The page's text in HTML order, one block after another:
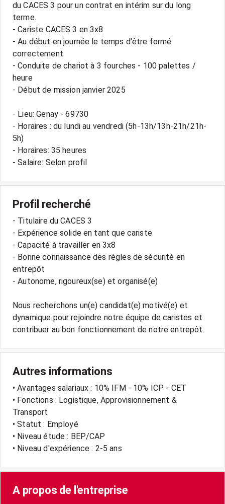
du CACES 3 pour un contrat en intérim sur du long
terme.
- Cariste CACES 3 en 3x8
- Au début en journée le temps d'être formé
correctement
- Conduite de chariot à 3 fourches - 100 palettes /
heure
- Début de mission janvier 2025
- Lieu: Genay - 69730
- Horaires : du lundi au vendredi (5h-13h/13h-21h/21h-
5h)
- Horaires: 35 heures
Profil recherché
- Titulaire du CACES 3
- Expérience solide en tant que cariste
- Capacité à travailler en 3x8
- Bonne connaissance des règles de sécurité en
entrepôt
- Autonome, rigoureux(se) et organisé(e)
Nous recherchons un(e) candidat(e) motivé(e) et
dynamique pour rejoindre notre équipe de caristes et
Autres informations
• Avantages salariaux : 10% IFM - 10% ICP - CET
• Fonctions : Logistique, Approvisionnement &
Transport
• Statut : Employé
• Niveau étude : BEP/CAP
• Niveau d'expérience : 2-5 ans
A propos de l'entreprise